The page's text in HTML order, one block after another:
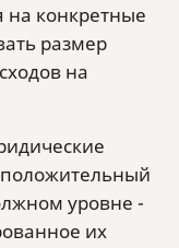
на конкретные
размер
на
положительный
уровне -
их